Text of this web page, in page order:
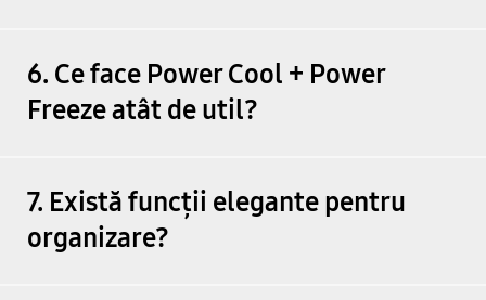
6. Ce face Power Cool + Power
Freeze atât de util?
7. Există funcții elegante pentru
organizare?